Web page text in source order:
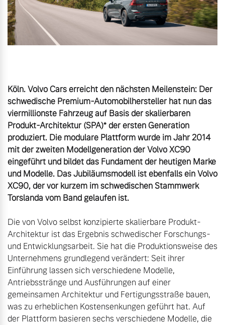
Aktuelle Serviceangebote
Service by Volvo
Köln. Volvo Cars erreicht den nächsten Meilenstein: Der
schwedische Premium-Automobilhersteller hat nun das
viermillionste Fahrzeug auf Basis der skalierbaren
Produkt-Architektur (SPA)* der ersten Generation
produziert. Die modulare Plattform wurde im Jahr 2014
mit der zweiten Modellgeneration der Volvo XC90
eingeführt und bildet das Fundament der heutigen Marke
und Modelle. Das Jubiläumsmodell ist ebenfalls ein Volvo
XC90, der vor kurzem im schwedischen Stammwerk
Torslanda vom Band gelaufen ist.
Die von Volvo selbst konzipierte skalierbare Produkt-
Architektur ist das Ergebnis schwedischer Forschungs-
und Entwicklungsarbeit. Sie hat die Produktionsweise des
Unternehmens grundlegend verändert: Seit ihrer
Einführung lassen sich verschiedene Modelle,
Antriebsstränge und Ausführungen auf einer
gemeinsamen Architektur und Fertigungsstraße bauen,
was zu erheblichen Kostensenkungen geführt hat. Auf
der Plattform basieren sechs verschiedene Modelle, die